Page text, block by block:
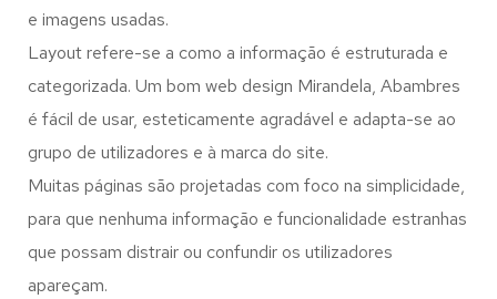
e imagens usadas.
Layout refere-se a como a informação é estruturada e
categorizada. Um bom web design Mirandela, Abambres
é fácil de usar, esteticamente agradável e adapta-se ao
grupo de utilizadores e à marca do site.
Muitas páginas são projetadas com foco na simplicidade,
para que nenhuma informação e funcionalidade estranhas
que possam distrair ou confundir os utilizadores
apareçam.